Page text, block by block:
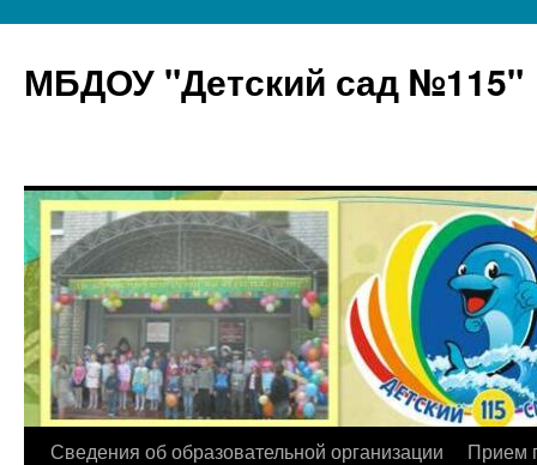
МБДОУ "Детский сад №115"
Перейти
Сведения об образовательной организации
Прием